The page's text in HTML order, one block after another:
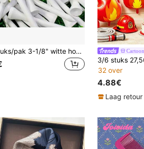
100 stuks/pak 3-1/8" witte houten golftees
32 over
4.88€
Laag